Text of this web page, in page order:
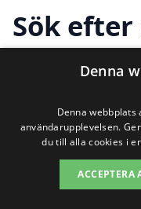
Sök efter
städer
Att skapa en
Denna
Denna
användarupplevelsen.
du till alla cookies i
ACCEPTERA